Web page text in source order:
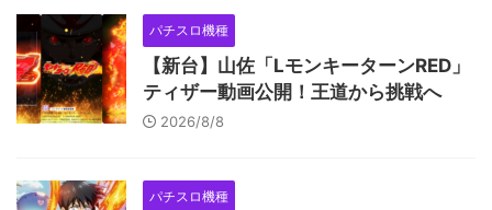
パチスロ機種
【新台】山佐「LモンキーターンRED」
ティザー動画公開！王道から挑戦へ
2026/8/8
パチスロ機種